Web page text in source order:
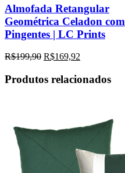
Almofada Retangular
Geométrica Celadon com
Pingentes | LC Prints
R$199,90 R$169,92
Produtos relacionados